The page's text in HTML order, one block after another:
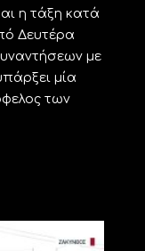
η τάξη κατά
Δευτέρα
με
μία
των